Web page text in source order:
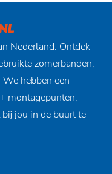
Nederland. Ontdek
zomerbanden,
hebben een
montagepunten,
jou in de buurt te